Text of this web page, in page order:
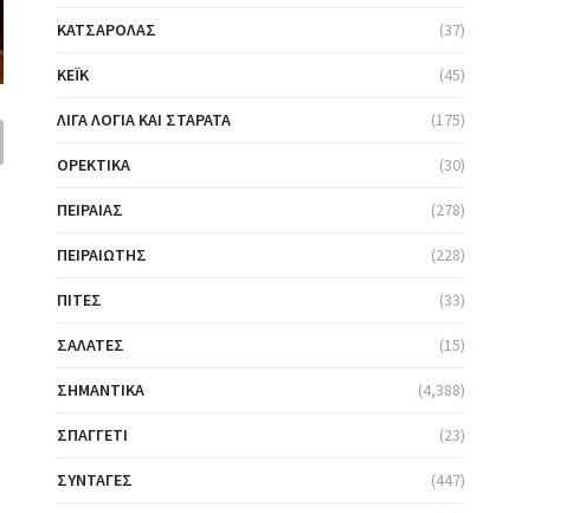
ΚΑΤΣΑΡΌΛΑΣ (37)
ΚΈΙΚ (45)
ΛΊΓΑ ΛΌΓΙΑ ΚΑΙ ΣΤΑΡΆΤΑ (175)
ΟΡΕΚΤΙΚΆ (30)
ΠΕΙΡΑΙΆΣ (278)
ΠΕΙΡΑΙΏΤΗΣ (228)
ΠΊΤΕΣ (33)
ΣΑΛΆΤΕΣ (15)
ΣΗΜΑΝΤΙΚΆ (4,388)
ΣΠΑΓΓΈΤΙ (23)
ΣΥΝΤΑΓΈΣ (447)